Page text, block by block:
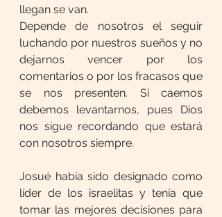
llegan se van.
Depende de nosotros el seguir
luchando por nuestros sueños y no
dejarnos vencer por los
comentarios o por los fracasos que
se nos presenten. Si caemos
debemos levantarnos, pues Dios
nos sigue recordando que estará
con nosotros siempre.
Josué había sido designado como
líder de los israelitas y tenía que
tomar las mejores decisiones para